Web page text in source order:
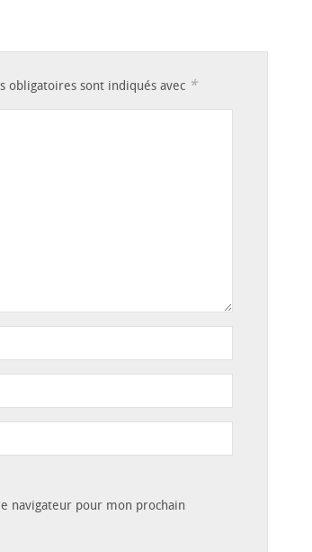
obligatoires sont indiqués avec *
navigateur pour mon prochain